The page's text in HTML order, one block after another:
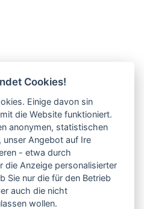
Cookies!
Einige davon sin
die Website funktioniert.
anonymen, statistischen
unser Angebot auf Ire
- etwa durch
die Anzeige personalisierter
Sie nur die für den Betrieb
auch die nicht
wollen.